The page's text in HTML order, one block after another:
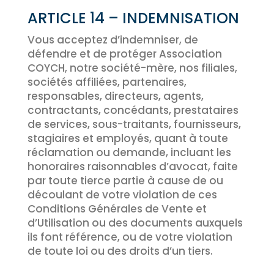
ARTICLE 14 – INDEMNISATION
Vous acceptez d’indemniser, de
défendre et de protéger Association
COYCH, notre société-mère, nos filiales,
sociétés affiliées, partenaires,
responsables, directeurs, agents,
contractants, concédants, prestataires
de services, sous-traitants, fournisseurs,
stagiaires et employés, quant à toute
réclamation ou demande, incluant les
honoraires raisonnables d’avocat, faite
par toute tierce partie à cause de ou
découlant de votre violation de ces
Conditions Générales de Vente et
d’Utilisation ou des documents auxquels
ils font référence, ou de votre violation
de toute loi ou des droits d’un tiers.